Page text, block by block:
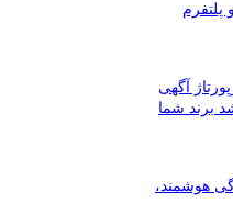
پلتفرم
آگهی
برند شما
هوشمند،